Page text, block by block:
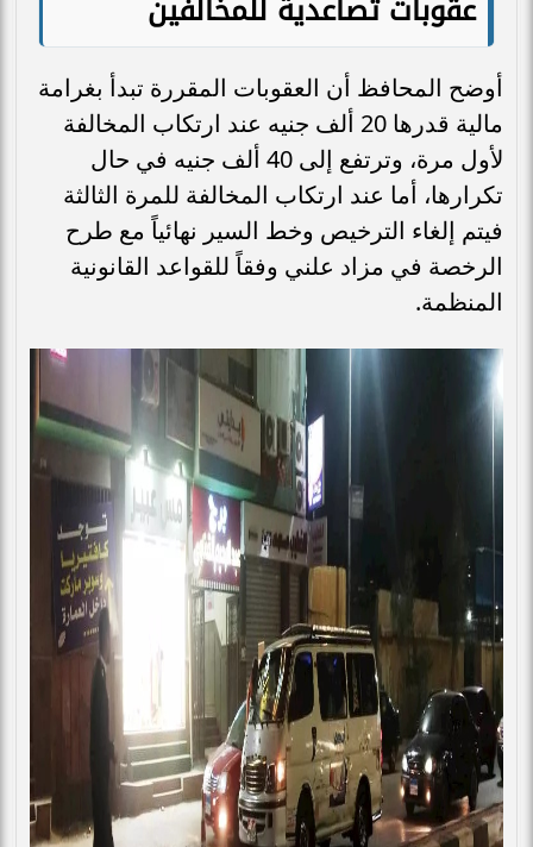
أوضح المحافظ أن العقوبات المقررة تبدأ بغرامة
مالية قدرها 20 ألف جنيه عند ارتكاب المخالفة
لأول مرة، وترتفع إلى 40 ألف جنيه في حال
تكرارها، أما عند ارتكاب المخالفة للمرة الثالثة
فيتم إلغاء الترخيص وخط السير نهائياً مع طرح
الرخصة في مزاد علني وفقاً للقواعد القانونية
المنظمة.